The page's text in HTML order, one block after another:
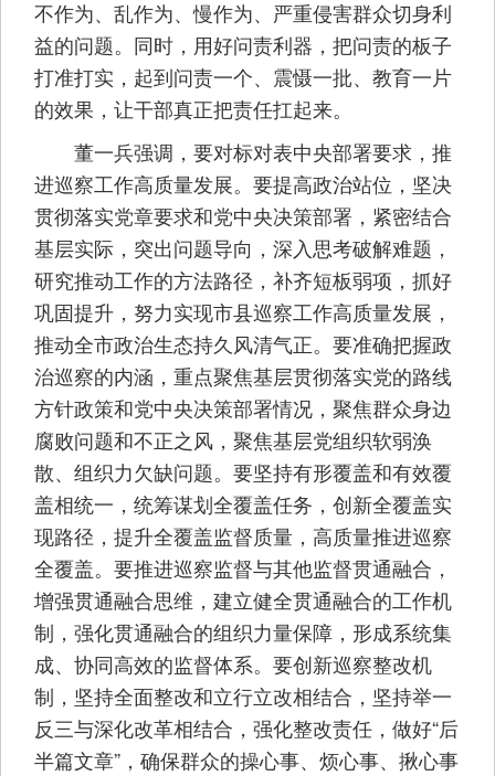
不作为、乱作为、慢作为、严重侵害群众切身利
益的问题。同时，用好问责利器，把问责的板子
打准打实，起到问责一个、震慑一批、教育一片
的效果，让干部真正把责任扛起来。
董一兵强调，要对标对表中央部署要求，推
进巡察工作高质量发展。要提高政治站位，坚决
贯彻落实党章要求和党中央决策部署，紧密结合
基层实际，突出问题导向，深入思考破解难题，
研究推动工作的方法路径，补齐短板弱项，抓好
巩固提升，努力实现市县巡察工作高质量发展，
推动全市政治生态持久风清气正。要准确把握政
治巡察的内涵，重点聚焦基层贯彻落实党的路线
方针政策和党中央决策部署情况，聚焦群众身边
腐败问题和不正之风，聚焦基层党组织软弱涣
散、组织力欠缺问题。要坚持有形覆盖和有效覆
盖相统一，统筹谋划全覆盖任务，创新全覆盖实
现路径，提升全覆盖监督质量，高质量推进巡察
全覆盖。要推进巡察监督与其他监督贯通融合，
增强贯通融合思维，建立健全贯通融合的工作机
制，强化贯通融合的组织力量保障，形成系统集
成、协同高效的监督体系。要创新巡察整改机
制，坚持全面整改和立行立改相结合，坚持举一
反三与深化改革相结合，强化整改责任，做好“后
半篇文章”，确保群众的操心事、烦心事、揪心事